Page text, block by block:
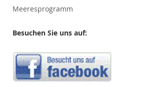
Meeresprogramm
Besuchen Sie uns auf: